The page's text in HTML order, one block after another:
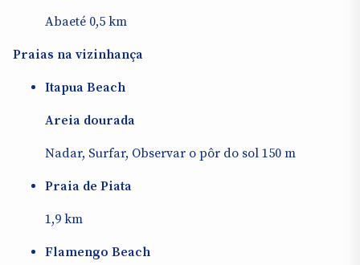
Abaeté 0,5 km
Praias na vizinhança
Itapua Beach
Areia dourada
Nadar, Surfar, Observar o pôr do sol 150 m
Praia de Piata
1,9 km
Flamengo Beach